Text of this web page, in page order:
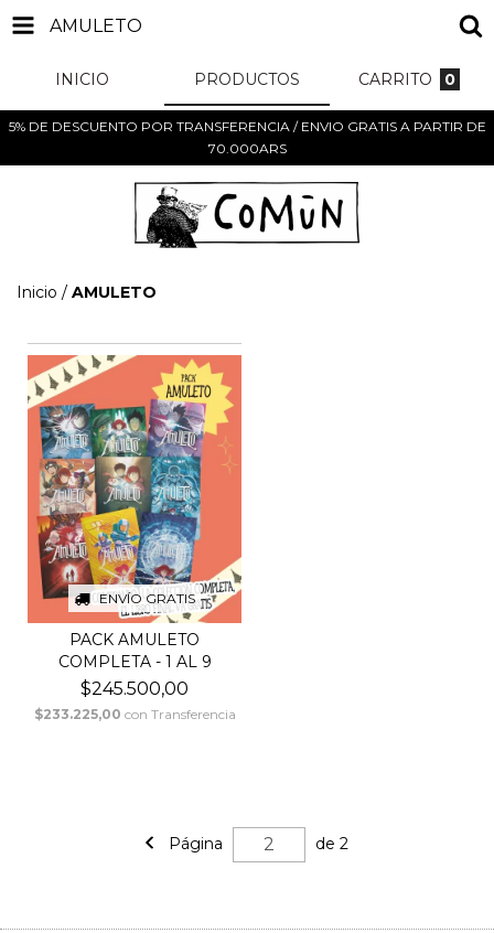
AMULETO
INICIO PRODUCTOS CARRITO 0
5% DE DESCUENTO POR TRANSFERENCIA / ENVIO GRATIS A PARTIR DE
70.000ARS
Inicio / AMULETO
ENVÍO GRATIS
PACK AMULETO
COMPLETA - 1 AL 9
$245.500,00
$233.225,00 con Transferencia
Página de 2